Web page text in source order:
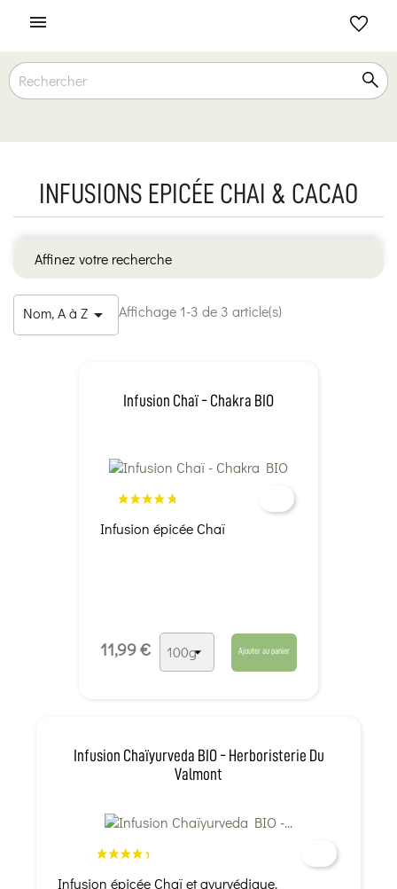

INFUSIONS EPICÉE CHAI & CACAO
Affinez votre recherche
Nom, A à Z  Affichage 1-3 de 3 article(s)
Infusion Chaï - Chakra BIO
Infusion épicée Chaï
11,99 € Ajouter au panier
Infusion Chaïyurveda BIO - Herboristerie Du
Valmont
Infusion épicée Chaï et ayurvédique.